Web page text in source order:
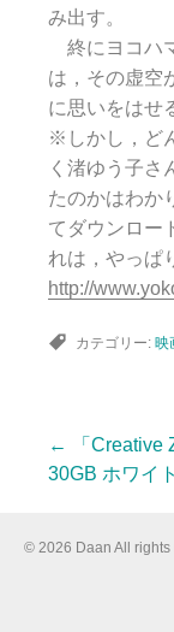
み出す。
終にヨコハ
は，その虚空
に思いをはせ
※しかし，ど
く渚ゆう子さ
たのかはわか
てダウンロー
れは，やっぱ
http://
カテゴリー: 映
投
稿
←
「Creative
30GB ホワイ
© 2026 Daan All rights